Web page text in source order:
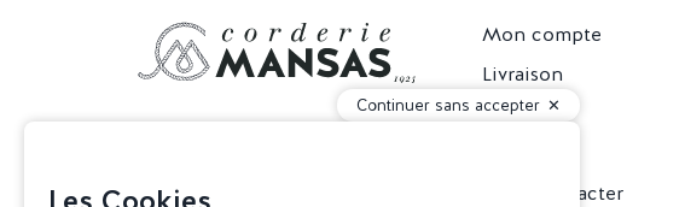
Mon compte
Livraison
Retours
Nous contacter
Continuer sans accepter